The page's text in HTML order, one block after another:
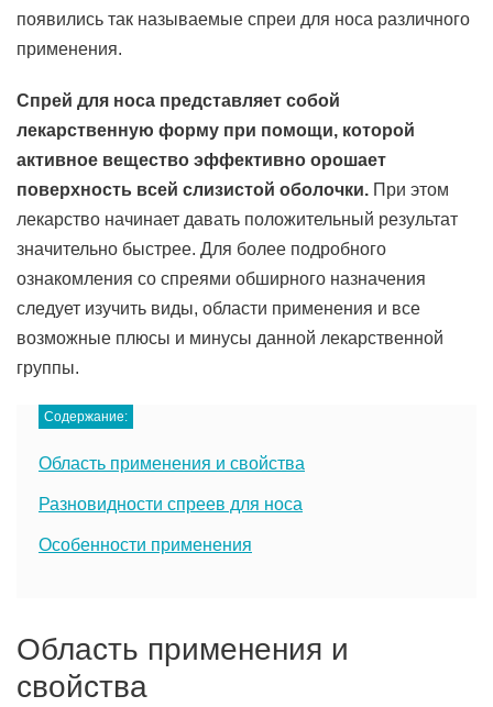
появились так называемые спреи для носа различного
применения.
Спрей для носа представляет собой
лекарственную форму при помощи, которой
активное вещество эффективно орошает
поверхность всей слизистой оболочки. При этом
лекарство начинает давать положительный результат
значительно быстрее. Для более подробного
ознакомления со спреями обширного назначения
следует изучить виды, области применения и все
возможные плюсы и минусы данной лекарственной
группы.
Содержание:
Область применения и свойства
Разновидности спреев для носа
Особенности применения
Область применения и
свойства